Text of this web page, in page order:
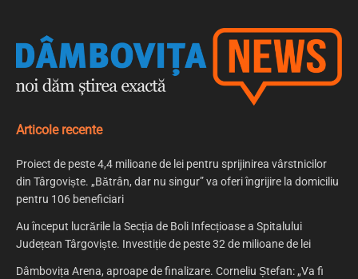
Articole recente
Proiect de peste 4,4 milioane de lei pentru sprijinirea vârstnicilor
din Târgoviște. „Bătrân, dar nu singur” va oferi îngrijire la domiciliu
pentru 106 beneficiari
Au început lucrările la Secția de Boli Infecțioase a Spitalului
Județean Târgoviște. Investiție de peste 32 de milioane de lei
Dâmbovița Arena, aproape de finalizare. Corneliu Ștefan: „Va fi